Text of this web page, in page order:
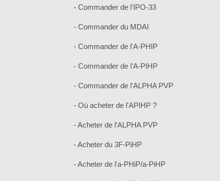
- Commander de l'IPO-33
- Commander du MDAI
- Commander de l'A-PHIP
- Commander de l'A-PIHP
- Commander de l'ALPHA PVP
- Où acheter de l'APIHP ?
- Acheter de l'ALPHA PVP
- Acheter du 3F-PiHP
- Acheter de l'a-PHiP/a-PiHP